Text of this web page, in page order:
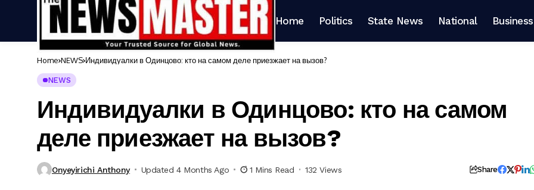
Home Politics State News National Business
Home NEWS Индивидуалки в Одинцово: кто на самом деле приезжает на вызов?
NEWS
Индивидуалки в Одинцово: кто на самом
деле приезжает на вызов?
Onyeyirichi Anthony Updated 4 Months Ago 1 Mins Read 132 Views Share